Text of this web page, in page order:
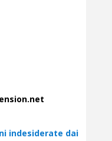
indesiderate dai